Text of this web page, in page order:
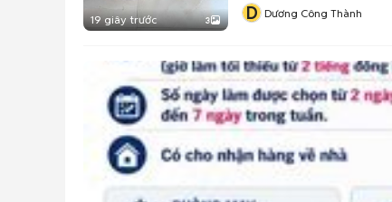
19 giây trước 3 D Dương Công Thành